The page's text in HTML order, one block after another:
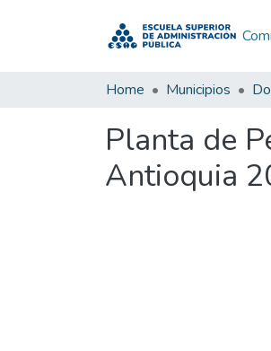
Home Municipios
Planta de
Antioquia